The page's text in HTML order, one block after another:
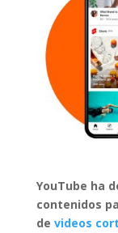
YouTube ha
contenidos
de videos